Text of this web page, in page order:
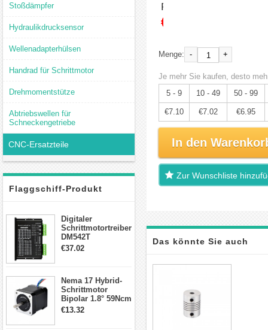
Stoßdämpfer
Hydraulikdrucksensor
Wellenadapterhülsen
Handrad für Schrittmotor
Drehmomentstütze
Abtriebswellen für
Schneckengetriebe
CNC-Ersatzteile
Flaggschiff-Produkt
Digitaler
Schrittmotortreiber
DM542T
Schrittmotor
Schrittmotor
€37.02
Nema 17 Hybrid-
Schrittmotor
Bipolar 1.8° 59Ncm
2A 4 Drähte mit 1m
€13.32
Preis:
€7.47
Menge: - +
Je mehr Sie kaufen, desto
5 - 9
10 - 49 50 - 99
€7.10 €7.02 €6.95
In den
Zur Wunschliste
Das könnte Sie auch
interessieren